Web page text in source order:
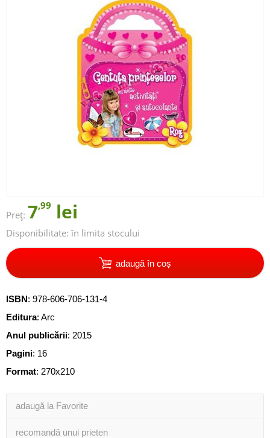
Preț: 7,99 lei
Disponibilitate: în limita stocului
adaugă în coș
ISBN: 978-606-706-131-4
Editura: Arc
Anul publicării: 2015
Pagini: 16
Format: 270x210
adaugă la Favorite
recomandă unui prieten